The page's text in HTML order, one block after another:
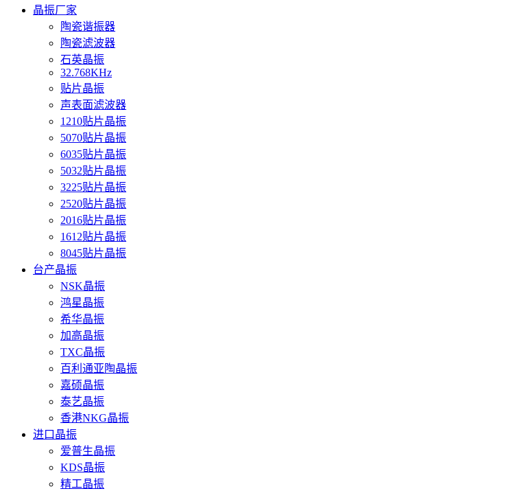
晶振厂家
陶瓷谐振器
陶瓷滤波器
石英晶振
32.768KHz
贴片晶振
声表面滤波器
1210贴片晶振
5070贴片晶振
6035贴片晶振
5032贴片晶振
3225贴片晶振
2520贴片晶振
2016贴片晶振
1612贴片晶振
8045贴片晶振
台产晶振
NSK晶振
鸿星晶振
希华晶振
加高晶振
TXC晶振
百利通亚陶晶振
嘉硕晶振
泰艺晶振
香港NKG晶振
进口晶振
爱普生晶振
KDS晶振
精工晶振